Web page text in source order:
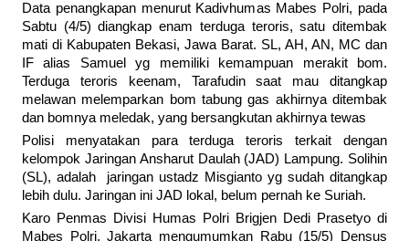
Data penangkapan menurut Kadivhumas Mabes Polri, pada
Sabtu (4/5) diangkap enam terduga teroris, satu ditembak
mati di Kabupaten Bekasi, Jawa Barat. SL, AH, AN, MC dan
IF alias Samuel yg memiliki kemampuan merakit bom.
Terduga teroris keenam, Tarafudin saat mau ditangkap
melawan melemparkan bom tabung gas akhirnya ditembak
dan bomnya meledak, yang bersangkutan akhirnya tewas
Polisi menyatakan para terduga teroris terkait dengan
kelompok Jaringan Ansharut Daulah (JAD) Lampung. Solihin
(SL), adalah jaringan ustadz Misgianto yg sudah ditangkap
lebih dulu. Jaringan ini JAD lokal, belum pernah ke Suriah.
Karo Penmas Divisi Humas Polri Brigjen Dedi Prasetyo di
Mabes Polri, Jakarta mengumumkan Rabu (15/5) Densus